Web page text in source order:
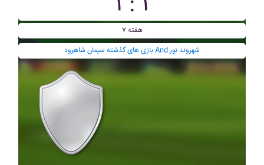
هفته ۷
بازی های گذشته سيمان شاهرود And شهروند نور